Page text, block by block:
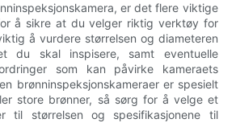
er det flere viktige
å sikre at du velger riktig verktøy for
å vurdere størrelsen og diameteren
du skal inspisere, samt eventuelle
som kan påvirke kameraets
brønninspeksjonskameraer er spesielt
store brønner, så sørg for å velge et
til størrelsen og spesifikasjonene til